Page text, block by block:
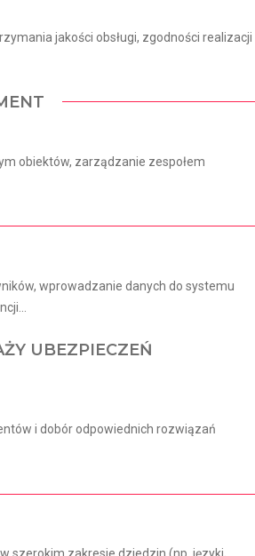
jakości obsługi, zgodności realizacji
obiektów, zarządzanie zespołem
wprowadzanie danych do systemu
UBEZPIECZEŃ
i dobór odpowiednich rozwiązań